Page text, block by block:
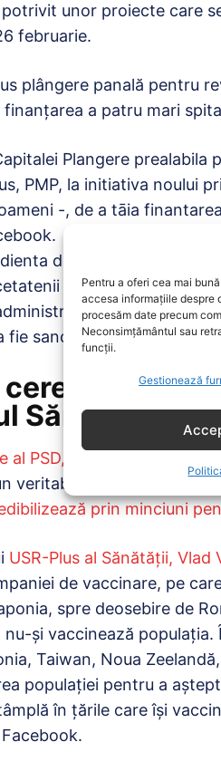
Pentru a oferi cea mai
accesa informațiile despre
procesăm date precum
Neconsimțământul sau
funcții.
Gestionează
unor proiecte care
februarie.
plângere panală pentru
finanțarea a patru mari
Plangere prealabila
PMP, la initiativa noului
-, de a tāia
de azi, la prefectul
care au nevoie sa
la Tribunalul
sanctionati”, a scris
cere demisia
Sănătăţii
al PSD,
veritabil subminator al
prin minciuni
USR-Plus al Sănătăţii, Vlad
de vaccinare, pe
spre deosebire de
nu-şi vaccinează
Taiwan, Noua
populaţiei pentru a
în ţările care îşi